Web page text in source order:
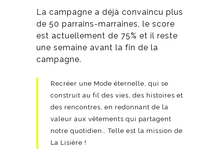
La campagne a déjà convaincu plus
de 50 parrains-marraines, le score
est actuellement de 75% et il reste
une semaine avant la fin de la
campagne.
Recréer une Mode éternelle, qui se
construit au fil des vies, des histoires et
des rencontres, en redonnant de la
valeur aux vêtements qui partagent
notre quotidien… Telle est la mission de
La Lisière !